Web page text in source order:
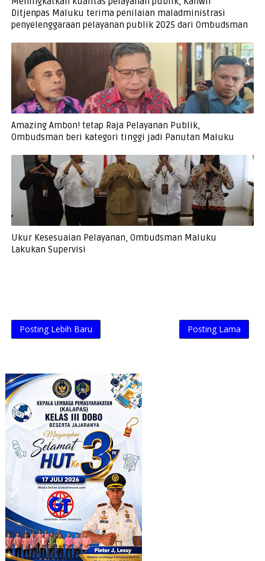
Ditjenpas Maluku terima penilaian maladministrasi
penyelenggaraan pelayanan publik 2025 dari Ombudsman
Amazing Ambon! tetap Raja Pelayanan Publik,
Ombudsman beri kategori tinggi jadi Panutan Maluku
Ukur Kesesuaian Pelayanan, Ombudsman Maluku
Lakukan Supervisi
Posting Lebih Baru Posting Lama